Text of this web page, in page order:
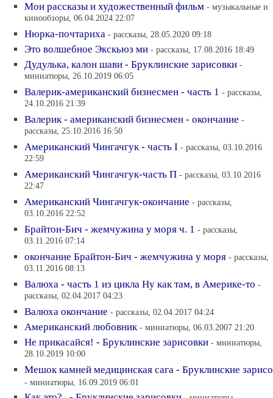
Мои рассказы и художественный фильм - музыкальные и
кинообзоры, 06.04.2024 22:07
Нюрка-почтариха - рассказы, 28.05.2020 09:18
Это волшебное Экскьюз ми - рассказы, 17.08.2016 18:49
Дудулька, калон шави - Бруклинские зарисовки -
миниатюры, 26.10.2019 06:05
Валерик-американский бизнесмен - часть 1 - рассказы,
24.10.2016 21:39
Валерик - американский бизнесмен - окончание -
рассказы, 25.10.2016 16:50
Американский Чингачгук - часть I - рассказы, 03.10.2016
22:59
Американский Чингачгук-часть П - рассказы, 03.10.2016
22:47
Американский Чингачгук-окончание - рассказы,
03.10.2016 22:52
Брайтон-Бич - жемчужина у моря ч. 1 - рассказы,
03.11.2016 07:14
окончание Брайтон-Бич - жемчужина у моря - рассказы,
03.11.2016 08:13
Валюха - часть 1 из цикла Ну как там, в Америке-то -
рассказы, 02.04.2017 04:23
Валюха окончание - рассказы, 02.04.2017 04:24
Американский любовник - миниатюры, 06.03.2007 21:20
Не прикасайся! - Бруклинские зарисовки - миниатюры,
28.10.2019 10:00
Мешок камней медицинская сага - Бруклинские зарисо
- миниатюры, 16.09.2019 06:01